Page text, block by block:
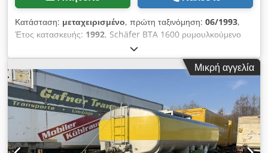
Κατάσταση: μεταχειρισμένο, πρώτη ταξινόμηση: 06/1993,
Έτος κατασκευής: 1992, Schäfer BTA 1600 ρυμουλκούμενο
δεξαμενής / ασφαλτικού • Τύμπανα φρένων Credpfx Ajzb U H
Tobfef • Ανάρτηση με φύλλα σούστας • 2 x άξονες BPW •
Επιτρεπτό μεικτό βάρος: 18.000 kg • Βάρος χωρίς φορτίο:
5.340 kg • Ωφέλιμο φορτίο: 12.660 kg • Μέγεθος ελαστικών:
365/80 R 22 • Βάθος πέλματος: 14/14 15/15 mm •
Χωρητικότητα: 16.000 λίτρα - Γερμανικό ρυμουλκούμενο! -
Τεχνικός έλεγχος / διαθεσιμότητα κατά παραγγελία και με
επιπλέον χρέωση: καινούργιος! Επιφύλαξη σφαλμάτων και
ενδιάμεσης πώλησης!
Μικρή αγγελία